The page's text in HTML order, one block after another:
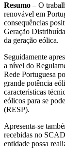
Resumo – O
renovável em
consequências
Geração
da geração eólica.
Seguidamente
a nível do
Rede Portuguesa
grande potência
características
eólicos para se
(RESP).
Apresenta-se
recebidas no
entidade possa